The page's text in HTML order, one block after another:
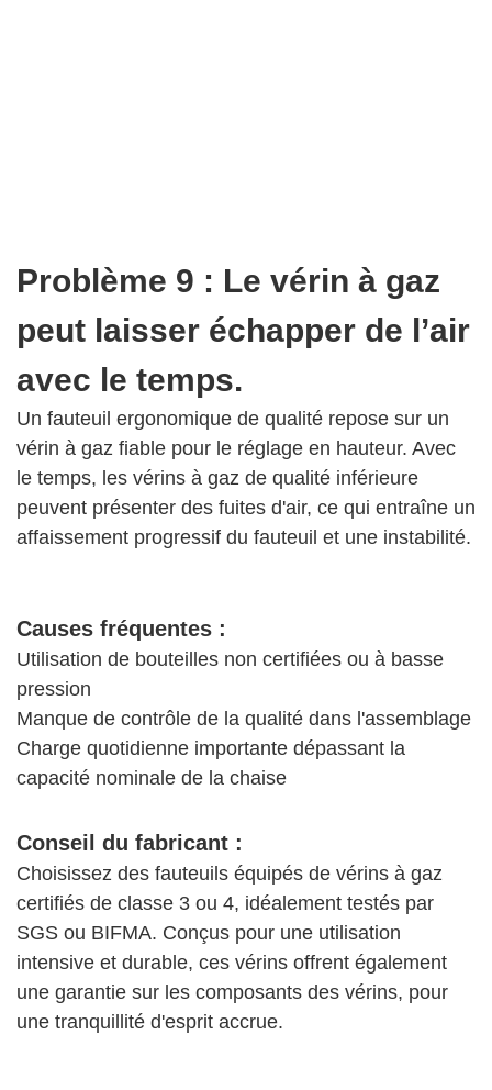
Problème 9 : Le vérin à gaz
peut laisser échapper de l’air
avec le temps.
Un fauteuil ergonomique de qualité repose sur un
vérin à gaz fiable pour le réglage en hauteur. Avec
le temps, les vérins à gaz de qualité inférieure
peuvent présenter des fuites d'air, ce qui entraîne un
affaissement progressif du fauteuil et une instabilité.
Causes fréquentes :
Utilisation de bouteilles non certifiées ou à basse
pression
Manque de contrôle de la qualité dans l'assemblage
Charge quotidienne importante dépassant la
capacité nominale de la chaise
Conseil du fabricant :
Choisissez des fauteuils équipés de vérins à gaz
certifiés de classe 3 ou 4, idéalement testés par
SGS ou BIFMA. Conçus pour une utilisation
intensive et durable, ces vérins offrent également
une garantie sur les composants des vérins, pour
une tranquillité d'esprit accrue.